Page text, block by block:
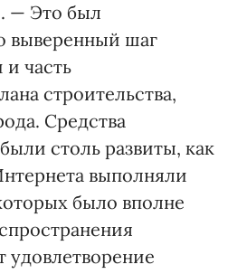
— Это был
выверенный шаг
и часть
строительства,
Средства
столь развиты, как
выполняли
было вполне